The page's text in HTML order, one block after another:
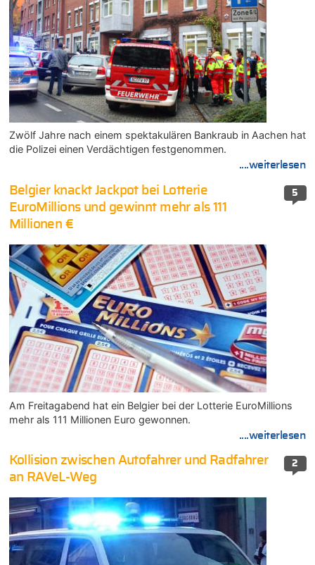
Zwölf Jahre nach einem spektakulären Bankraub in Aachen hat
die Polizei einen Verdächtigen festgenommen.
....weiterlesen
5
Belgier knackt Jackpot bei Lotterie
EuroMillions und gewinnt mehr als 111
Millionen €
Am Freitagabend hat ein Belgier bei der Lotterie EuroMillions
mehr als 111 Millionen Euro gewonnen.
....weiterlesen
2
Kollision zwischen Autofahrer und Radfahrer
an RAVeL-Weg